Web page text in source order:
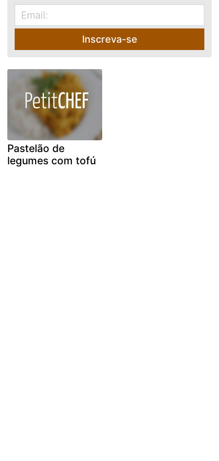
Inscreva-se
Pastelão de
legumes com tofú